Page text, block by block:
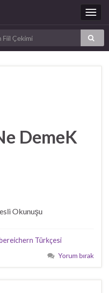
DemeK
Okunuşu
Türkçesi
Yorum bırak